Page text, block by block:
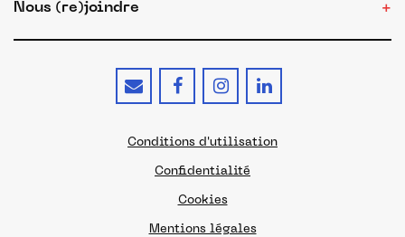
Nous (re)joindre
Conditions d'utilisation
Confidentialité
Cookies
Mentions légales